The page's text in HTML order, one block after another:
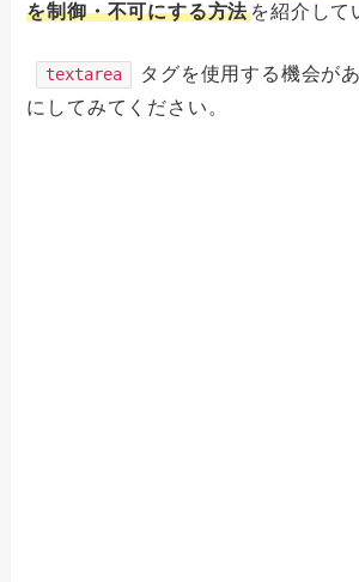
を制御・不可にする方法 を紹介して
textarea
タグを使用する機会が
にしてみてください。